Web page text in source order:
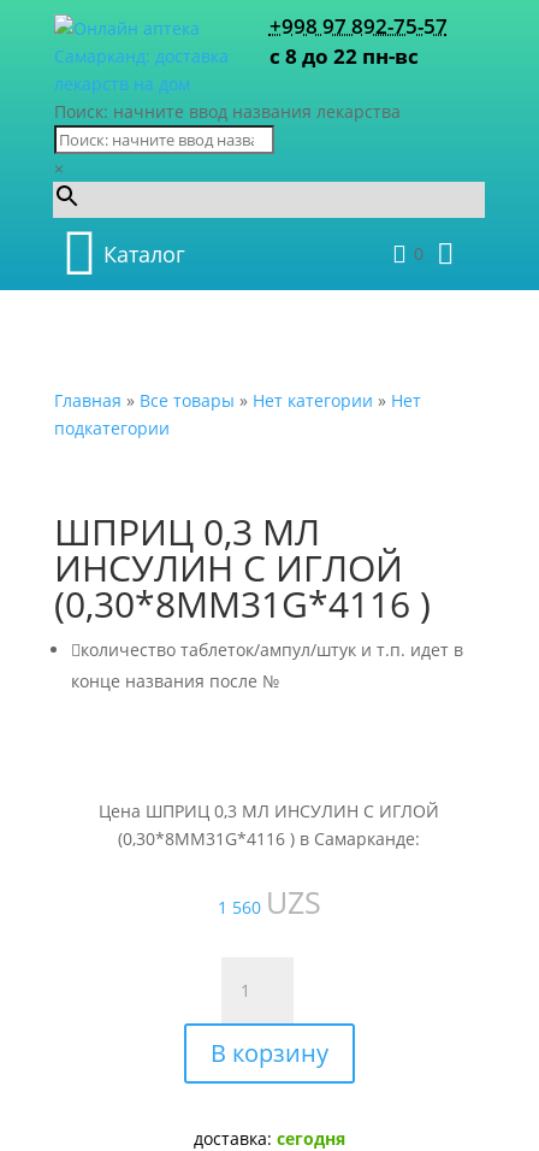
+998 97 892-75-57
с 8 до 22 пн-вс
Поиск: начните ввод названия лекарства
×
Каталог 0
Главная » Все товары » Нет категории » Нет
подкатегории
ШПРИЦ 0,3 МЛ
ИНСУЛИН С ИГЛОЙ
(0,30*8ММ31G*4116 )
количество таблеток/ампул/штук и т.п. идет в
конце названия после №
Цена ШПРИЦ 0,3 МЛ ИНСУЛИН С ИГЛОЙ
(0,30*8ММ31G*4116 ) в Самарканде:
1 560 UZS
товара
ШПРИЦ
0,3
МЛ
С
В корзину
доставка: сегодня